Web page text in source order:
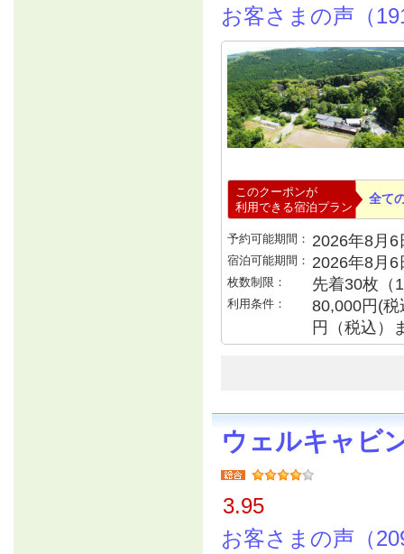
お客さまの声（
このクーポンが
利用できる宿泊プラン
全て
予約可能期間： 2026年8月
宿泊可能期間： 2026年8月
枚数制限： 先着30枚（
利用条件：
80,000円(
円（税込）
ウェルキャビ
3.95
お客さまの声（